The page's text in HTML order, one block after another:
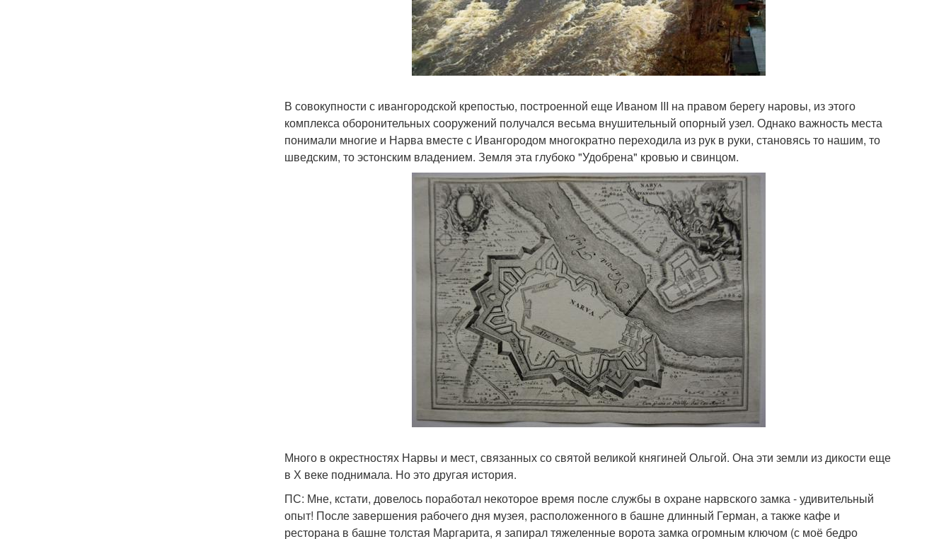
В совокупности с ивангородской крепостью, построенной еще Иваном III на правом берегу наровы, из этого
комплекса оборонительных сооружений получался весьма внушительный опорный узел. Однако важность места
понимали многие и Нарва вместе с Ивангородом многократно переходила из рук в руки, становясь то нашим, то
шведским, то эстонским владением. Земля эта глубоко "Удобрена" кровью и свинцом.
Много в окрестностях Нарвы и мест, связанных со святой великой княгиней Ольгой. Она эти земли из дикости еще
в Х веке поднимала. Но это другая история.
ПС: Мне, кстати, довелось поработал некоторое время после службы в охране нарвского замка - удивительный
опыт! После завершения рабочего дня музея, расположенного в башне длинный Герман, а также кафе и
ресторана в башне толстая Маргарита, я запирал тяжеленные ворота замка огромным ключом (с моё бедро